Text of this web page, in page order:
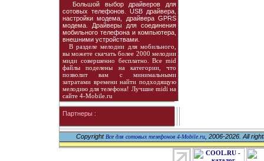
Большой выбор драйверов для
сотовых телефонов. USB драйвера,
настройки модема, драйвера GPRS
модема. Драйверы для соединения
мобильного телефона и компьютера,
внешними устройствами.
В разделе мелодии для мобильного,
вы можете скачать более 2000 мелодии
миди совершенно бесплатно. Все mid
файлы поделены на категории, что
позволит вам с минимальными
затратами времени найти подходящую
мелодию для телефона! Лучшие midi на
сайте 4-Mobile.ru
Партнеры :
Copyright Все для сотовых телефонов 4-Mobile.ru, 2006-2026. All